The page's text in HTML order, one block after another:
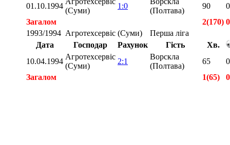
01.10.1994
(Суми)
1:0
(Полтава)
90
0
Загалом
2(170) 0
1993/1994 Агротехсервіс (Суми)
Перша ліга
Дата
Господар Рахунок Гість
Хв.
10.04.1994
Агротехсервіс
(Суми)
2:1
Ворскла
(Полтава)
65
0
Загалом
1(65)
0